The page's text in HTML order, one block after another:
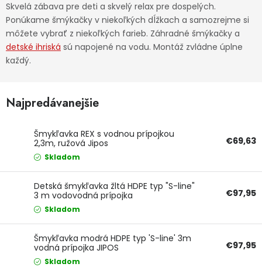
Záhrada
Príslušenstvo pre automobily
Domácnosť
Ochranné pracovné pomôcky
Vianoce
Fotovoltaika
Značky
Skvelá zábava pre deti a skvelý relax pre dospelých.
Ponúkame šmýkačky v niekoľkých dĺžkach a samozrejme si
môžete vybrať z niekoľkých farieb. Záhradné šmýkačky a
detské ihriská sú napojené na vodu. Montáž zvládne úplne
každý.
Najpredávanejšie
Šmykľavka REX s vodnou prípojkou
2,3m, ružová Jipos
€69,63
Skladom
Detská šmykľavka žltá HDPE typ "S-line"
3 m vodovodná prípojka
€97,95
Skladom
Šmykľavka modrá HDPE typ 'S-line' 3m
vodná prípojka JIPOS
€97,95
Skladom